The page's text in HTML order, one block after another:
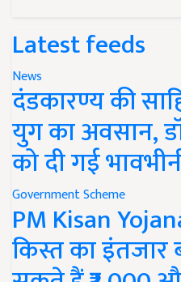
Latest feeds
News
दंडकारण्य की
युग का अवसान,
को दी गई
Government Scheme
PM Kisan
किस्त का